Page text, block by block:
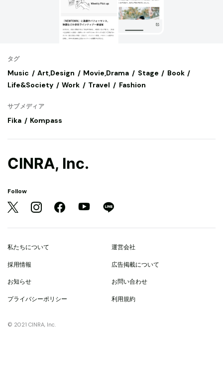
タグ
Music Art,Design Movie,Drama Stage
Book
Life&Society
Work Travel Fashion
サブメディア
Fika Kompass
CINRA, Inc.
Follow
私たちについて 運営会社
採用情報 広告掲載について
お知らせ お問い合わせ
プライバシーポリシー 利用規約
© 2021 CINRA, Inc.